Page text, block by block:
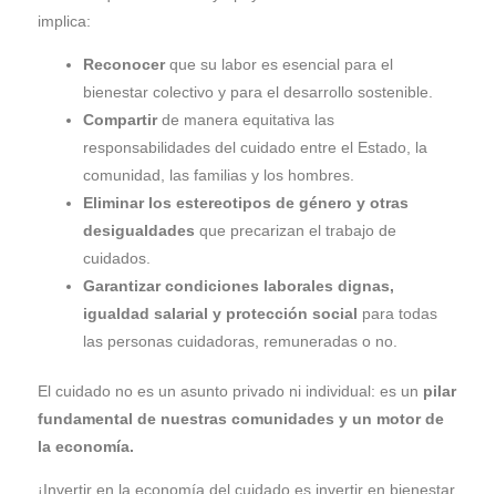
implica:
Reconocerque su labor es esencial para el
bienestar colectivo y para el desarrollo sostenible.
Compartirde manera equitativa las
responsabilidades del cuidado entre el Estado, la
comunidad, las familias y los hombres.
Eliminar los estereotipos de género y otras
desigualdades que precarizan el trabajo de
cuidados.
Garantizar condiciones laborales dignas,
igualdad salarial y protección social para todas
las personas cuidadoras, remuneradas o no.
El cuidado no es un asunto privado ni individual: es un pilar
fundamental de nuestras comunidades y un motor de
la economía.
¡Invertir en la economía del cuidado es invertir en bienestar,